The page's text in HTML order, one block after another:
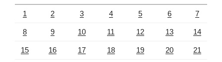
1 2 3 4 5 6 7
8 9 10 11 12 13 14
15 16 17 18 19 20 21